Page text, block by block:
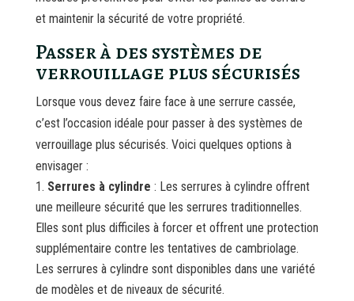
et maintenir la sécurité de votre propriété.
Passer à des systèmes de
verrouillage plus sécurisés
Lorsque vous devez faire face à une serrure cassée,
c’est l’occasion idéale pour passer à des systèmes de
verrouillage plus sécurisés. Voici quelques options à
envisager :
Serrures à cylindre : Les serrures à cylindre offrent
une meilleure sécurité que les serrures traditionnelles.
Elles sont plus difficiles à forcer et offrent une protection
supplémentaire contre les tentatives de cambriolage.
Les serrures à cylindre sont disponibles dans une variété
de modèles et de niveaux de sécurité.